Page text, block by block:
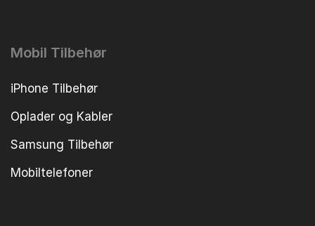
Mobil Tilbehør
iPhone Tilbehør
Oplader og Kabler
Samsung Tilbehør
Mobiltelefoner